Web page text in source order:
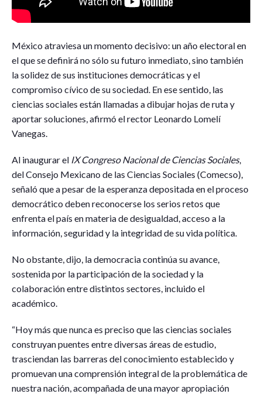
México atraviesa un momento decisivo: un año electoral en
el que se definirá no sólo su futuro inmediato, sino también
la solidez de sus instituciones democráticas y el
compromiso cívico de su sociedad. En ese sentido, las
ciencias sociales están llamadas a dibujar hojas de ruta y
aportar soluciones, afirmó el rector Leonardo Lomelí
Vanegas.
Al inaugurar el IX Congreso Nacional de Ciencias Sociales,
del Consejo Mexicano de las Ciencias Sociales (Comecso),
señaló que a pesar de la esperanza depositada en el proceso
democrático deben reconocerse los serios retos que
enfrenta el país en materia de desigualdad, acceso a la
información, seguridad y la integridad de su vida política.
No obstante, dijo, la democracia continúa su avance,
sostenida por la participación de la sociedad y la
colaboración entre distintos sectores, incluido el
académico.
“Hoy más que nunca es preciso que las ciencias sociales
construyan puentes entre diversas áreas de estudio,
trasciendan las barreras del conocimiento establecido y
promuevan una comprensión integral de la problemática de
nuestra nación, acompañada de una mayor apropiación